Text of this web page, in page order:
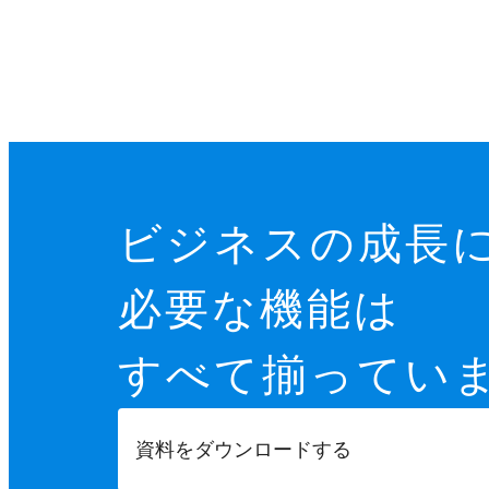
ビジネスの成長
必要な機能は
すべて揃ってい
資料をダウンロードする